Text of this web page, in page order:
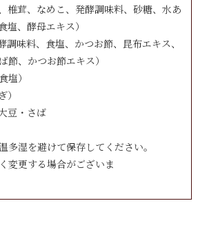
椎茸、なめこ、発酵調味料、砂糖、水あ
塩、酵母エキス）
味料、食塩、かつお節、昆布エキス、
節、かつお節エキス）
）
豆・さば
多湿を避けて保存してください。
変更する場合がございま
。